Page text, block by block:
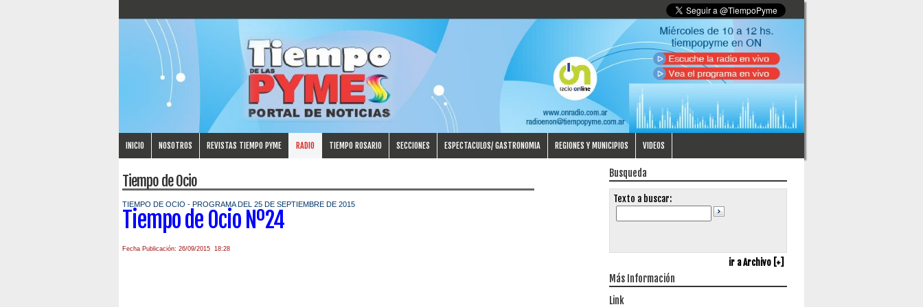
INICIO NOSOTROS REVISTAS TIEMPO PYME RADIO TIEMPO ROSARIO SECCIONES ESPECTACULOS/ GASTRONOMIA REGIONES Y MUNICIPIOS VIDEOS
Tiempo de Ocio
TIEMPO DE OCIO - PROGRAMA DEL 25 DE SEPTIEMBRE DE 2015
Tiempo de Ocio Nº24
Fecha Publicación: 26/09/2015 18:28
Busqueda
Texto a buscar:
ir a Archivo [+]
Más Información
Link